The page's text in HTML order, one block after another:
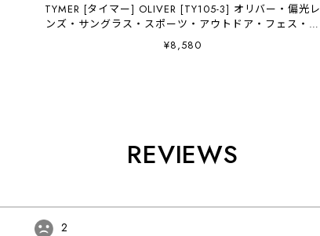
TYMER [タイマー] OLIVER [TY105-3] オリバー・偏光レ
ンズ・サングラス・スポーツ・アウトドア・フェス・日
よけ・UVカット・夏小物・アクセサリー・MEN'S /
LADY'S [2026AW]
¥8,580
REVIEWS
2